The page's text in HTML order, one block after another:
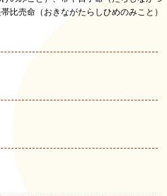
比売命（おきながたらしひめのみこと）